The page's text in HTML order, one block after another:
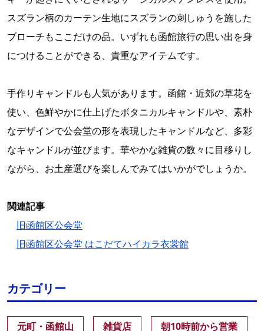
スズラン柄のカーテン生地にスズランの刺しゅうを施した
ブローチもここだけの品。いずれも函館旅行の思い出を身
につけることができる、貴重なアイテムです。
手作りキャンドルも人気があります。函館・近郊の草花を
使い、色鮮やかに仕上げたボタニカルキャンドルや、素朴
なデザインで公会堂の形を表現したキャンドルなど、多彩
なキャンドルが並びます。華やかな雑貨の数々に目移りし
ながら、お土産選びを楽しんでみてはいかがでしょうか。
関連記事
旧函館区公会堂
旧函館区公会堂 はこだてハイカラ衣裳館
カテゴリー
元町・函館山 雑貨店 朝10時前から営業